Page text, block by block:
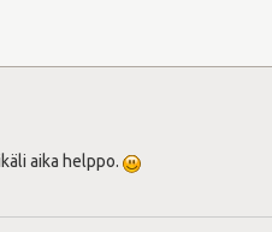
aika helppo.